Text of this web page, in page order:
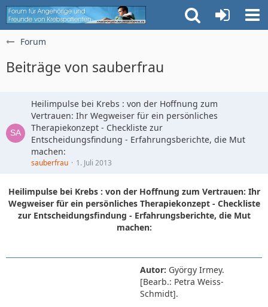
Forum
Beiträge von sauberfrau
Heilimpulse bei Krebs : von der Hoffnung zum
Vertrauen: Ihr Wegweiser für ein persönliches
Therapiekonzept - Checkliste zur
Entscheidungsfindung - Erfahrungsberichte, die Mut
machen:
sauberfrau 1. Juli 2013
Heilimpulse bei Krebs : von der Hoffnung zum Vertrauen: Ihr
Wegweiser für ein persönliches Therapiekonzept - Checkliste
zur Entscheidungsfindung - Erfahrungsberichte, die Mut
machen:
Autor: György Irmey.
[Bearb.: Petra Weiss-
Schmidt].